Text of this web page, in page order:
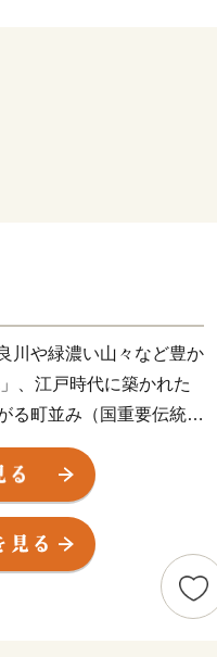
川や緑濃い山々など豊か
、江戸時代に築かれた
る町並み（国重要伝統的
化が息づくまちです。
催される美濃和紙あかり
品が展示され、幻想的な